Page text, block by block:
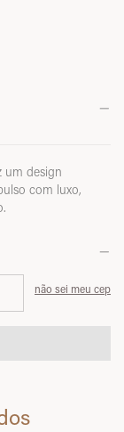
um design
com luxo,
não sei meu cep